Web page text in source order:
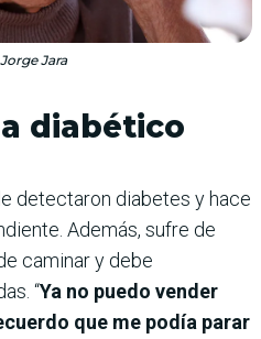
Jara
diabético
detectaron diabetes y hace
Además, sufre de
caminar y debe
“Ya no puedo vender
que me podía parar